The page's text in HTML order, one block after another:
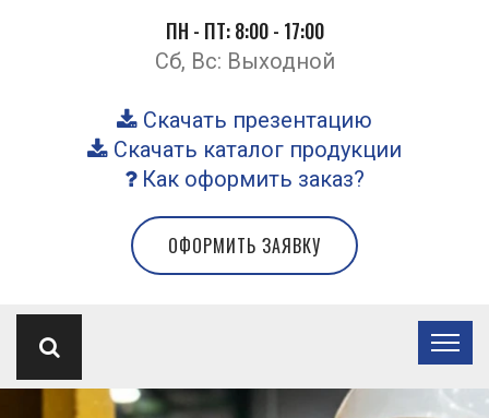
ПН - ПТ: 8:00 - 17:00
Сб, Вс: Выходной
Скачать презентацию
Скачать каталог продукции
Как оформить заказ?
ОФОРМИТЬ ЗАЯВКУ